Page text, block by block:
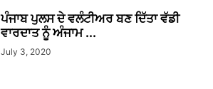
ਪੰਜਾਬ ਪੁਲਸ ਦੇ ਵਲੰਟੀਅਰ ਬਣ ਦਿੱਤਾ ਵੱਡੀ
ਵਾਰਦਾਤ ਨੂੰ ਅੰਜਾਮ ...
July 3, 2020